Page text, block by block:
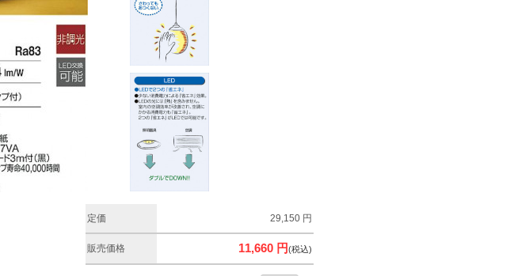
定価 29,150 円
販売価格 11,660 円(税込)